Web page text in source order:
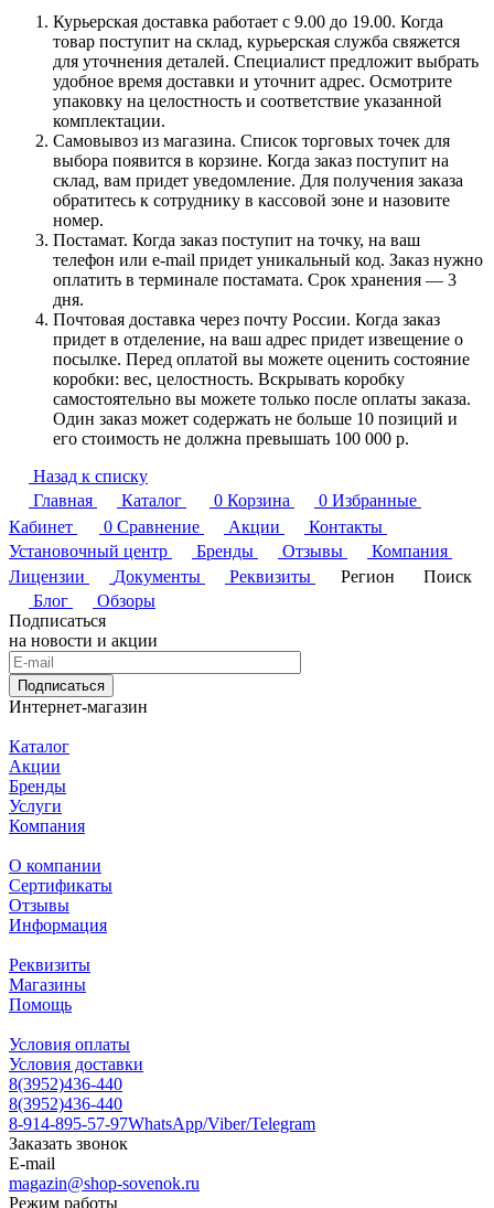
Курьерская доставка работает с 9.00 до 19.00. Когда
товар поступит на склад, курьерская служба свяжется
для уточнения деталей. Специалист предложит выбрать
удобное время доставки и уточнит адрес. Осмотрите
упаковку на целостность и соответствие указанной
комплектации.
Самовывоз из магазина. Список торговых точек для
выбора появится в корзине. Когда заказ поступит на
склад, вам придет уведомление. Для получения заказа
обратитесь к сотруднику в кассовой зоне и назовите
номер.
Постамат. Когда заказ поступит на точку, на ваш
телефон или e-mail придет уникальный код. Заказ нужно
оплатить в терминале постамата. Срок хранения — 3
дня.
Почтовая доставка через почту России. Когда заказ
придет в отделение, на ваш адрес придет извещение о
посылке. Перед оплатой вы можете оценить состояние
коробки: вес, целостность. Вскрывать коробку
самостоятельно вы можете только после оплаты заказа.
Один заказ может содержать не больше 10 позиций и
его стоимость не должна превышать 100 000 р.
Назад к списку
Главная
Каталог 0 Корзина 0 Избранные
Кабинет
0 Сравнение Акции
Контакты
Установочный центр
Бренды Отзывы
Компания
Лицензии
Документы Реквизиты Регион
Поиск
Блог
Обзоры
Подписаться
на новости и акции
Подписаться
Интернет-магазин
Каталог
Акции
Бренды
Услуги
Компания
О компании
Сертификаты
Отзывы
Информация
Реквизиты
Магазины
Помощь
Условия оплаты
Условия доставки
8(3952)436-440
8(3952)436-440
8-914-895-57-97WhatsApp/Viber/Telegram
Заказать звонок
E-mail
magazin@shop-sovenok.ru
Режим работы